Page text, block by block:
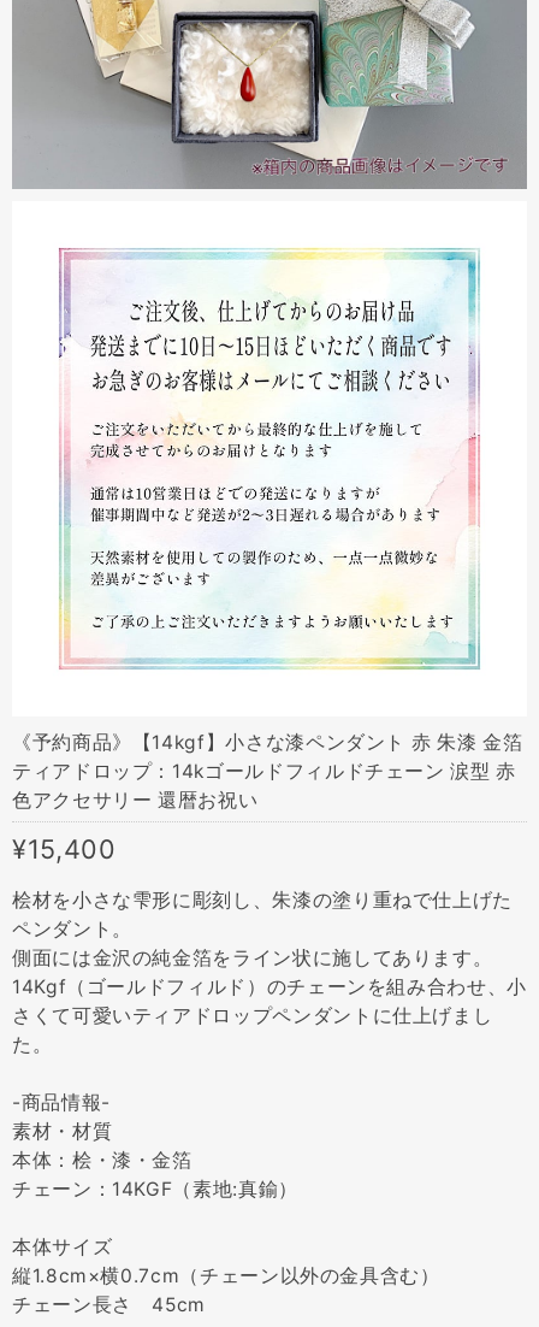
《予約商品》【14kgf】小さな漆ペンダント 赤 朱漆 金箔
ティアドロップ：14kゴールドフィルドチェーン 涙型 赤
色アクセサリー 還暦お祝い
¥15,400
桧材を小さな雫形に彫刻し、朱漆の塗り重ねで仕上げた
ペンダント。
側面には金沢の純金箔をライン状に施してあります。
14Kgf（ゴールドフィルド）のチェーンを組み合わせ、小
さくて可愛いティアドロップペンダントに仕上げまし
た。
-商品情報-
素材・材質
本体：桧・漆・金箔
チェーン：14KGF（素地:真鍮）
本体サイズ
縦1.8cm×横0.7cm（チェーン以外の金具含む）
チェーン長さ 45cm